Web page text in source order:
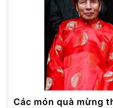
Các món quà mừng